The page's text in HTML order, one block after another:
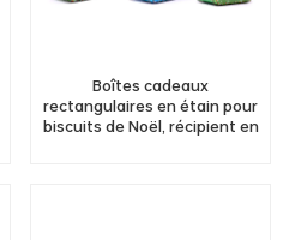
Boîtes cadeaux
rectangulaires en étain pour
biscuits de Noël, récipient en